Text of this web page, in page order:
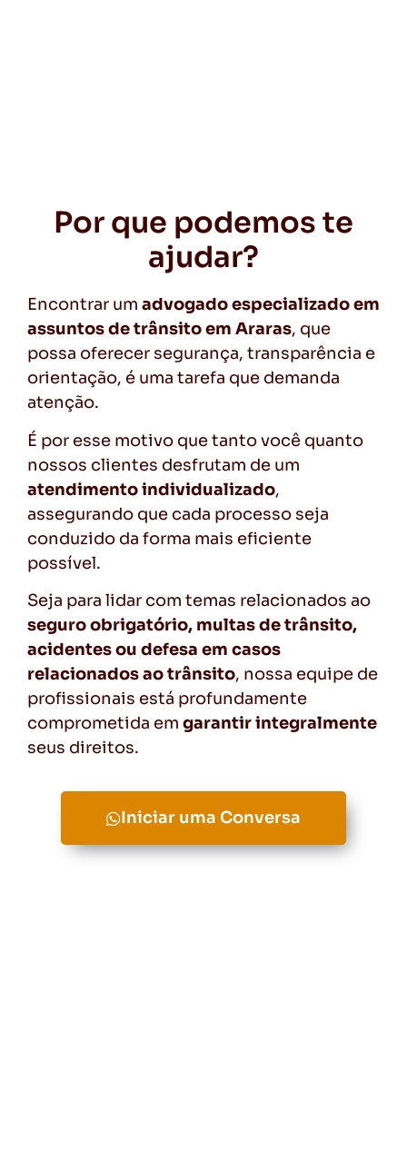
Por que podemos te
ajudar?
Encontrar um advogado especializado em
assuntos de trânsito em Araras, que
possa oferecer segurança, transparência e
orientação, é uma tarefa que demanda
atenção.
É por esse motivo que tanto você quanto
nossos clientes desfrutam de um
atendimentoindividualizado,
assegurando que cada processo seja
conduzido da forma mais eficiente
possível.
Seja para lidar com temas relacionados ao
seguro obrigatório, multas de trânsito,
acidentes ou defesa em casos
relacionados ao trânsito, nossa equipe de
profissionais está profundamente
comprometida em garantir integralmente
seus direitos.
Iniciar uma Conversa